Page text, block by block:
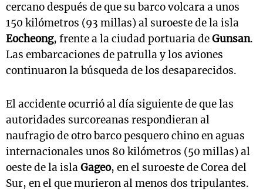
cercano después de que su barco volcara a unos
150 kilómetros (93 millas) al suroeste de la isla
Eocheong, frente a la ciudad portuaria deGunsan.
Las embarcaciones de patrulla y los aviones
continuaron la búsqueda de los desaparecidos.
El accidente ocurrió al día siguiente de que las
autoridades surcoreanas respondieran al
naufragio de otro barco pesquero chino en aguas
internacionales unos 80 kilómetros (50 millas) al
oeste de la islaGageo, en el suroeste de Corea del
Sur, en el que murieron al menos dos tripulantes.